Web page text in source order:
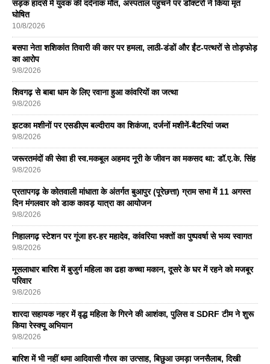
सड़क हादसे में युवक की दर्दनाक मौत, अस्पताल पहुंचने पर डॉक्टरों ने किया मृत
घोषित
10/8/2026
बसपा नेता शशिकांत तिवारी की कार पर हमला, लाठी-डंडों और ईंट-पत्थरों से तोड़फोड़
का आरोप
9/8/2026
शिवगढ़ से बाबा धाम के लिए रवाना हुआ कांवरियों का जत्था
9/8/2026
झटका मशीनों पर एसडीएम बल्दीराय का शिकंजा, दर्जनों मशीनें-बैटरियां जब्त
9/8/2026
जरूरतमंदों की सेवा ही स्व.मकबूल अहमद नूरी के जीवन का मकसद था: डॉ.ए.के. सिंह
9/8/2026
प्रतापगढ़ के कोतवाली मांधाता के अंतर्गत बुआपुर (पूरेछत्ता) ग्राम सभा में 11 अगस्त
दिन मंगलवार को डाक कावड़ यात्रा का आयोजन
9/8/2026
निहालगढ़ स्टेशन पर गूंजा हर-हर महादेव, कांवरिया भक्तों का पुष्पवर्षा से भव्य स्वागत
9/8/2026
मूसलाधार बारिश में बुजुर्ग महिला का ढहा कच्चा मकान, दूसरे के घर में रहने को मजबूर
परिवार
9/8/2026
शारदा सहायक नहर में वृद्ध महिला के गिरने की आशंका, पुलिस व SDRF टीम ने शुरू
किया रेस्क्यू अभियान
9/8/2026
बारिश में भी नहीं थमा आदिवासी गौरव का उत्साह, बिछुआ उमड़ा जनसैलाब, दिखी